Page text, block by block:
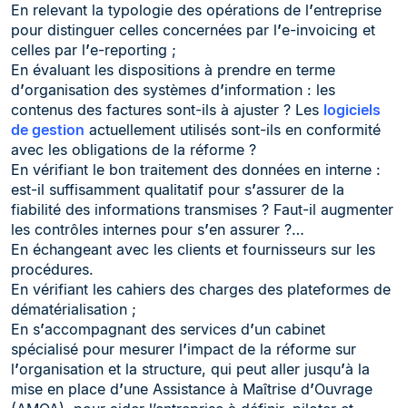
En relevant la typologie des opérations de l’entreprise
pour distinguer celles concernées par l’e-invoicing et
celles par l’e-reporting ;
En évaluant les dispositions à prendre en terme
d’organisation des systèmes d’information : les
contenus des factures sont-ils à ajuster ? Les logiciels
de gestion actuellement utilisés sont-ils en conformité
avec les obligations de la réforme ?
En vérifiant le bon traitement des données en interne :
est-il suffisamment qualitatif pour s’assurer de la
fiabilité des informations transmises ? Faut-il augmenter
les contrôles internes pour s’en assurer ?…
En échangeant avec les clients et fournisseurs sur les
procédures.
En vérifiant les cahiers des charges des plateformes de
dématérialisation ;
En s’accompagnant des services d’un cabinet
spécialisé pour mesurer l’impact de la réforme sur
l’organisation et la structure, qui peut aller jusqu’à la
mise en place d’une Assistance à Maîtrise d’Ouvrage